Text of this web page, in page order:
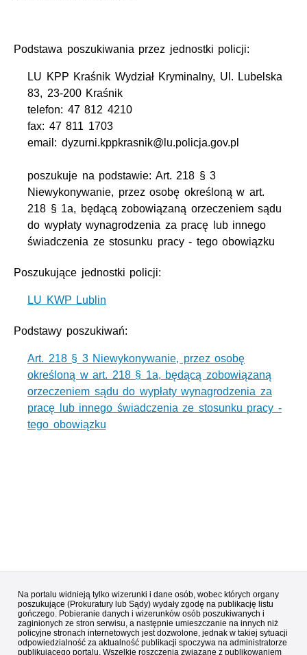
Podstawa poszukiwania przez jednostki policji:
LU KPP Kraśnik Wydział Kryminalny, Ul. Lubelska
83, 23-200 Kraśnik
telefon: 47 812 4210
fax: 47 811 1703
email: dyzurni.kppkrasnik@lu.policja.gov.pl
poszukuje na podstawie: Art. 218 § 3
Niewykonywanie, przez osobę określoną w art.
218 § 1a, będącą zobowiązaną orzeczeniem sądu
do wypłaty wynagrodzenia za pracę lub innego
świadczenia ze stosunku pracy - tego obowiązku
Poszukujące jednostki policji:
LU KWP Lublin
Podstawy poszukiwań:
Art. 218 § 3 Niewykonywanie, przez osobę
określoną w art. 218 § 1a, będącą zobowiązaną
orzeczeniem sądu do wypłaty wynagrodzenia za
pracę lub innego świadczenia ze stosunku pracy -
tego obowiązku
Na portalu widnieją tylko wizerunki i dane osób, wobec których organy
poszukujące (Prokuratury lub Sądy) wydały zgodę na publikację listu
gończego. Pobieranie danych i wizerunków osób poszukiwanych i
zaginionych ze stron serwisu, a następnie umieszczanie na innych niż
policyjne stronach internetowych jest dozwolone, jednak w takiej sytuacji
odpowiedzialność za aktualność publikacji spoczywa na administratorze
publikującego portalu. Wszelkie roszczenia związane z publikowaniem